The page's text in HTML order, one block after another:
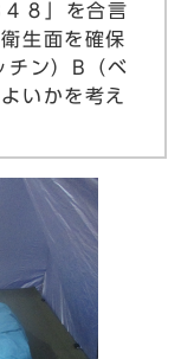
８」を合言
生面を確保
チン）B（ベ
いかを考え